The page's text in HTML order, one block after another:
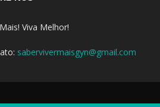
Viva Melhor!
sabervivermaisgyn@gmail.com